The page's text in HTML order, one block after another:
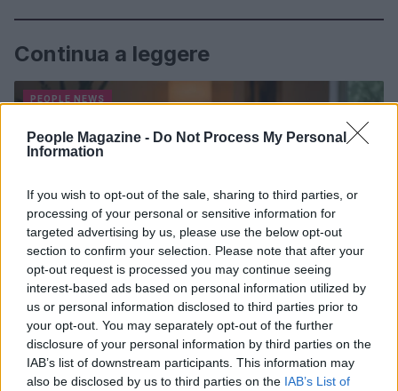
People Magazine - Do Not Process My Personal
Information
If you wish to opt-out of the sale, sharing to third parties, or
processing of your personal or sensitive information for
targeted advertising by us, please use the below opt-out
section to confirm your selection. Please note that after your
opt-out request is processed you may continue seeing
interest-based ads based on personal information utilized by
us or personal information disclosed to third parties prior to
your opt-out. You may separately opt-out of the further
disclosure of your personal information by third parties on the
IAB’s list of downstream participants. This information may
also be disclosed by us to third parties on the IAB’s List of
Continua a leggere
PEOPLE NEWS
Tai chi a impatto dolce per rafforzare core e postura
Matteo Pellegrino · 8 Ago 2026